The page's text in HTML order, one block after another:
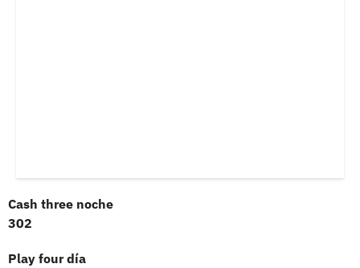
Cash three noche
302
Play four día